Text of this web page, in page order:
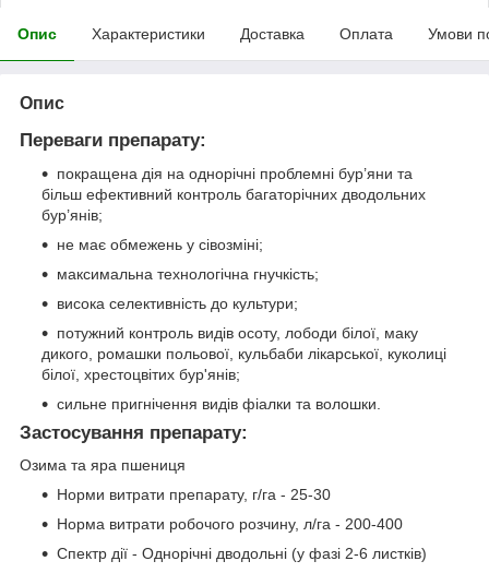
Опис Характеристики Доставка Оплата Умови
Опис
Переваги препарату:
покращена дія на однорічні проблемні бур’яни та
більш ефективний контроль багаторічних дводольних
бур’янів;
не має обмежень у сівозміні;
максимальна технологічна гнучкість;
висока селективність до культури;
потужний контроль видів осоту, лободи білої, маку
дикого, ромашки польової, кульбаби лікарської, куколиці
білої, хрестоцвітих бур'янів;
сильне пригнічення видів фіалки та волошки.
Застосування препарату:
Озима та яра пшениця
Норми витрати препарату, г/га - 25-30
Норма витрати робочого розчину, л/га - 200-400
Спектр дії - Однорічні дводольні (у фазі 2-6 листків)